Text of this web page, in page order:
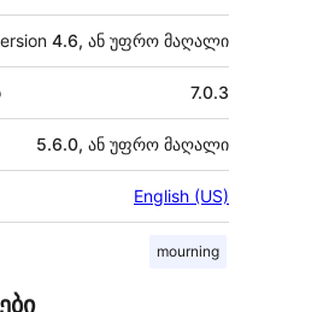
4.6, ან უფრო მაღალი
7.0.3
5.6.0, ან უფრო მაღალი
English (US)
mourning